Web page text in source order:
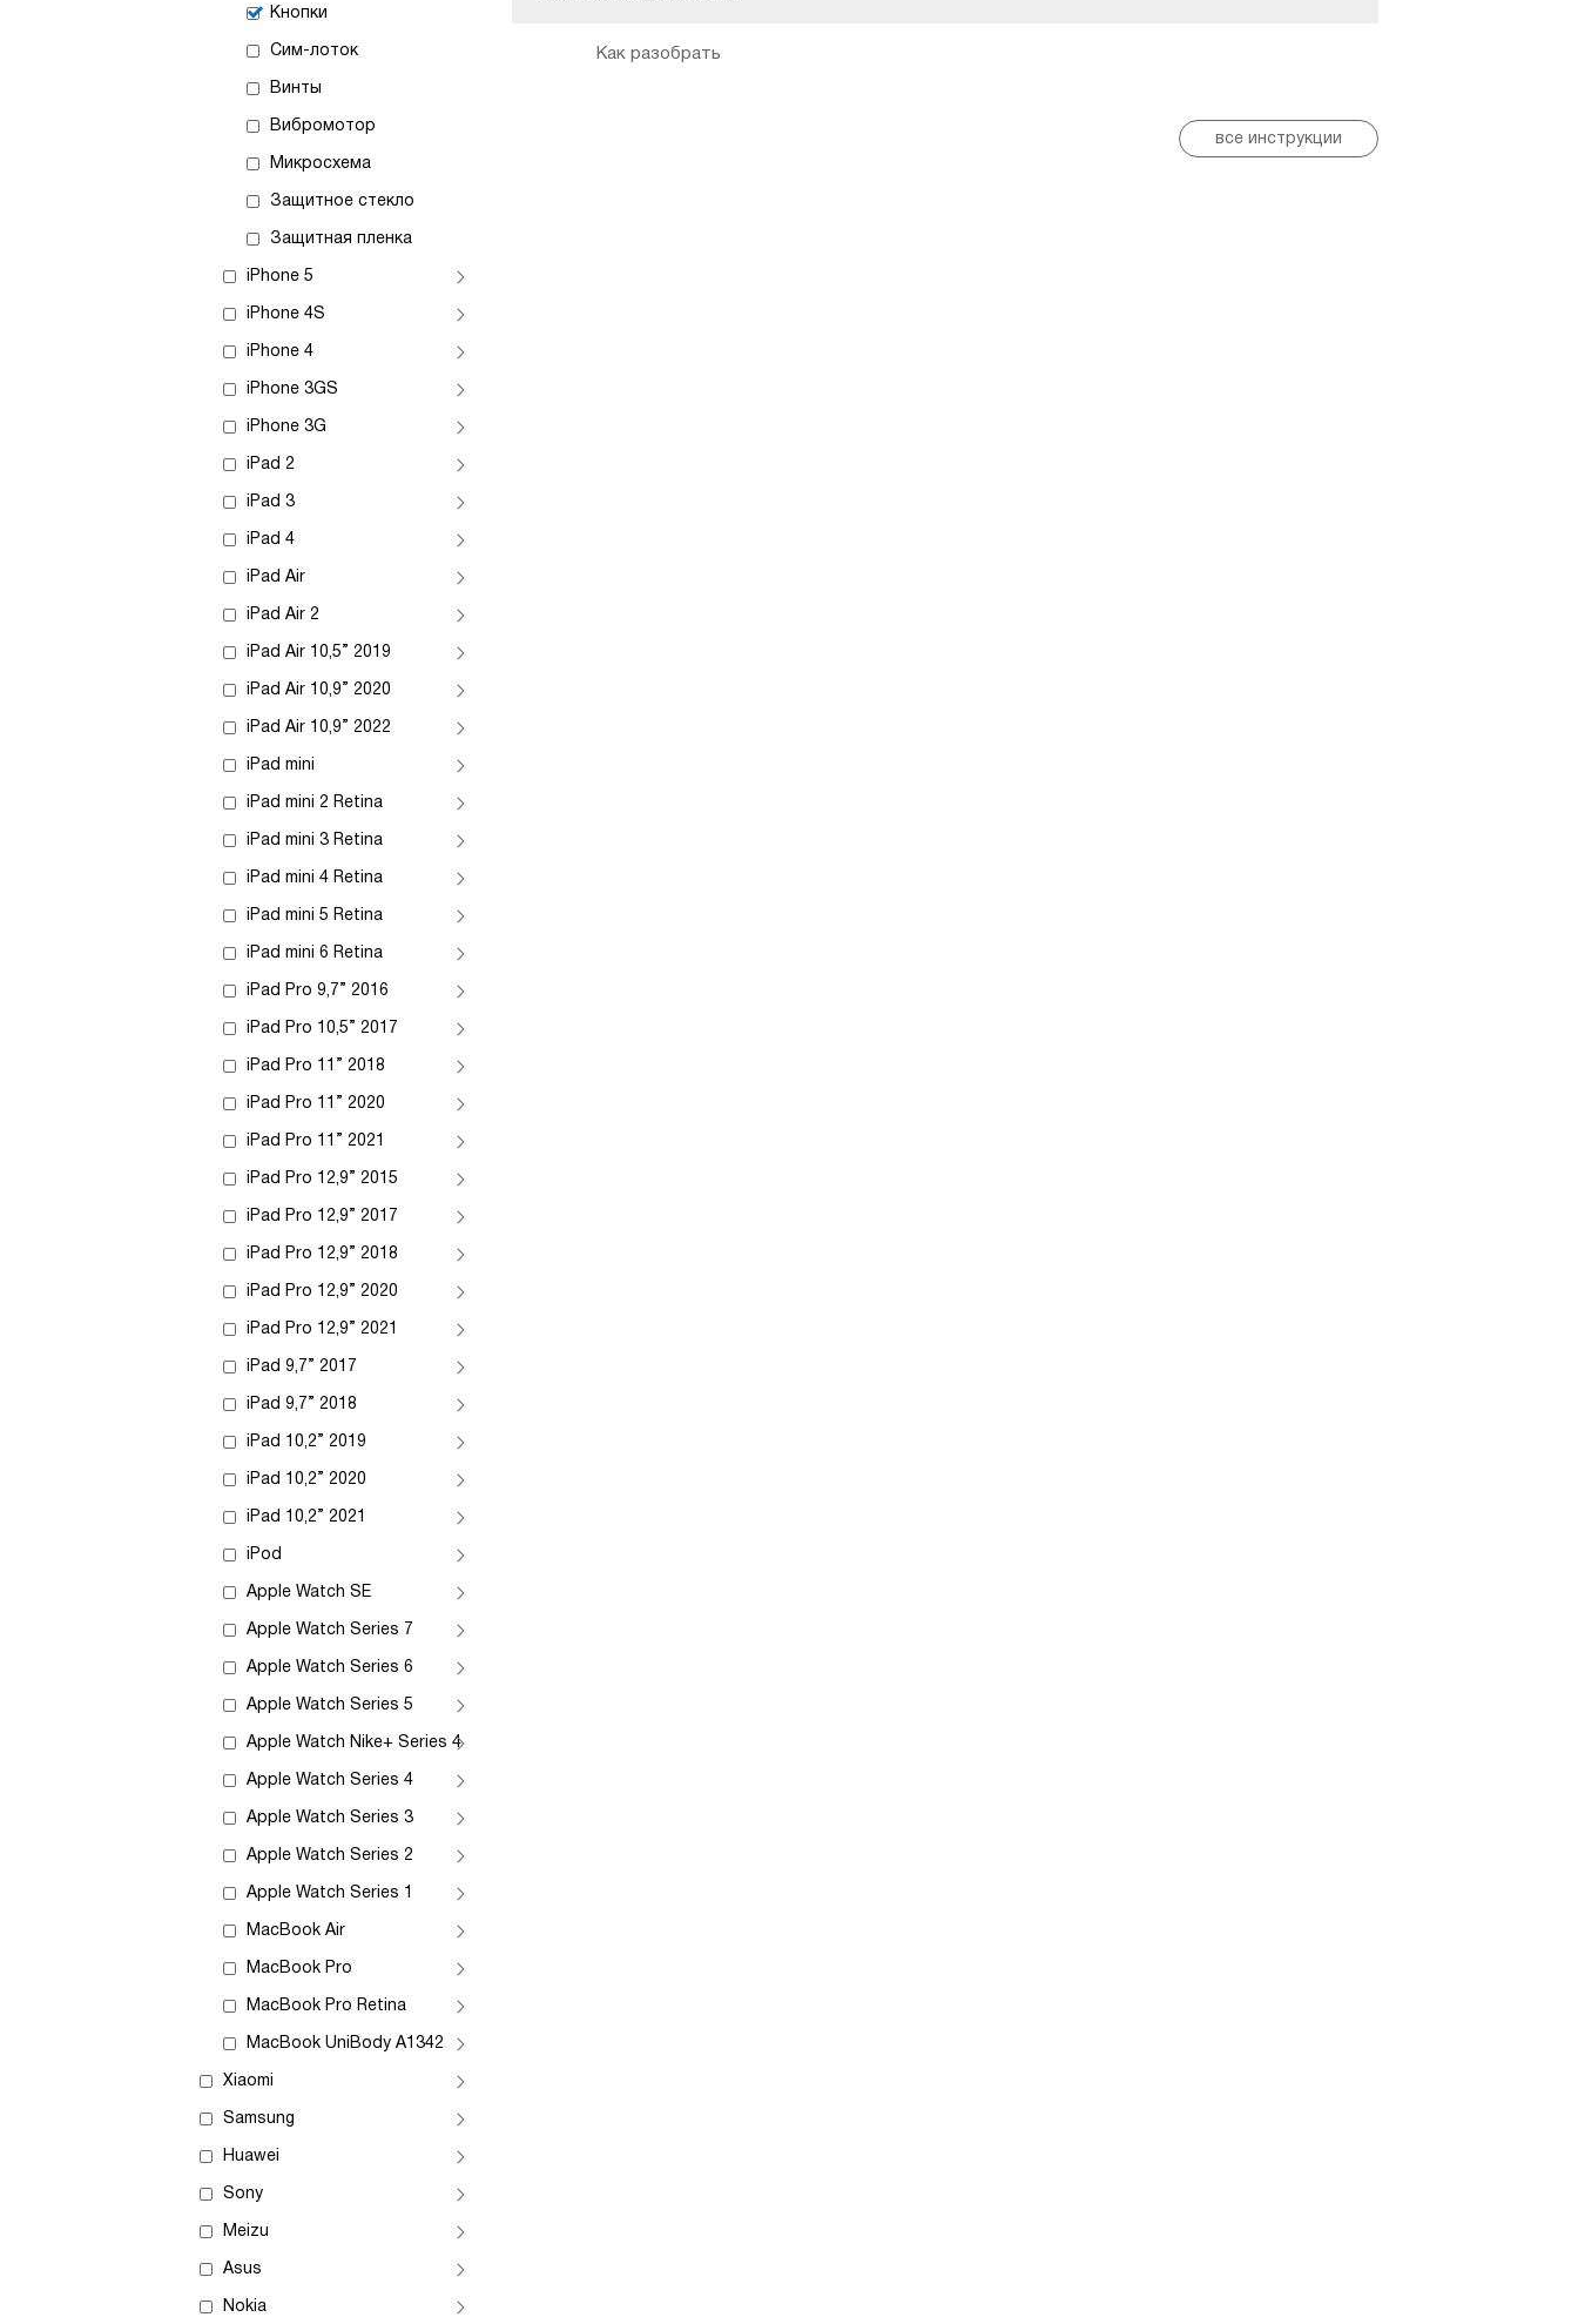
Кнопки
Сим-лоток
Винты
Вибромотор
Микросхема
Защитное стекло
Защитная пленка
iPhone 5
iPhone 4S
iPhone 4
iPhone 3GS
iPhone 3G
iPad 2
iPad 3
iPad 4
iPad Air
iPad Air 2
iPad Air 10,5” 2019
iPad Air 10,9” 2020
iPad Air 10,9” 2022
iPad mini
iPad mini 2 Retina
iPad mini 3 Retina
iPad mini 4 Retina
iPad mini 5 Retina
iPad mini 6 Retina
iPad Pro 9,7” 2016
iPad Pro 10,5” 2017
iPad Pro 11” 2018
iPad Pro 11” 2020
iPad Pro 11” 2021
iPad Pro 12,9” 2015
iPad Pro 12,9” 2017
iPad Pro 12,9” 2018
iPad Pro 12,9” 2020
iPad Pro 12,9” 2021
iPad 9,7” 2017
iPad 9,7” 2018
iPad 10,2” 2019
iPad 10,2” 2020
iPad 10,2” 2021
iPod
Apple Watch SE
Apple Watch Series 7
Apple Watch Series 6
Apple Watch Series 5
Apple Watch Nike+ Series 4
Apple Watch Series 4
Apple Watch Series 3
Apple Watch Series 2
Apple Watch Series 1
MacBook Air
MacBook Pro
MacBook Pro Retina
MacBook UniBody A1342
Xiaomi
Samsung
Huawei
Sony
Meizu
Asus
Nokia
Как разобрать
все инструкции